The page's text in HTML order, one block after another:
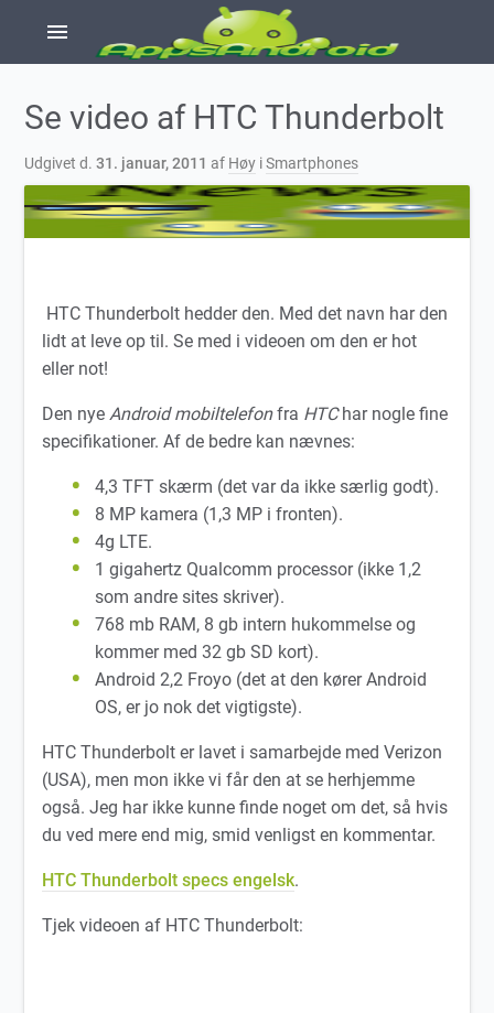
menu
Se video af HTC Thunderbolt
Udgivet d.31. januar, 2011 af Høy iSmartphones
HTC Thunderbolt hedder den. Med det navn har den
lidt at leve op til. Se med i videoen om den er hot
eller not!
Den nyeAndroid mobiltelefonfra HTChar nogle fine
specifikationer. Af de bedre kan nævnes:
4,3 TFT skærm (det var da ikke særlig godt).
8 MP kamera (1,3 MP i fronten).
4g LTE.
1 gigahertz Qualcomm processor (ikke 1,2
som andre sites skriver).
768 mb RAM, 8 gb intern hukommelse og
kommer med 32 gb SD kort).
Android 2,2 Froyo (det at den kører Android
OS, er jo nok det vigtigste).
HTC Thunderbolt er lavet i samarbejde med Verizon
(USA), men mon ikke vi får den at se herhjemme
også. Jeg har ikke kunne finde noget om det, så hvis
du ved mere end mig, smid venligst en kommentar.
HTC Thunderbolt specs engelsk.
Tjek videoen af HTC Thunderbolt: